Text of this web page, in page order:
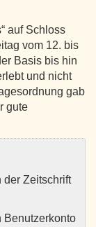
auf Schloss
vom 12. bis
Basis bis hin
und nicht
gab
gute
der Zeitschrift
Benutzerkonto